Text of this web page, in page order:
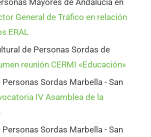
Mayores de Andalucia en
General de Tráfico en relación
ERAL
de Personas Sordas de
reunión CERMI «Educación»
Sordas Marbella - San
IV Asamblea de la
Sordas Marbella - San